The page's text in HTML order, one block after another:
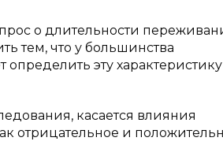
о длительности
тем, что у большинства
эту
касается влияния
отрицательное и